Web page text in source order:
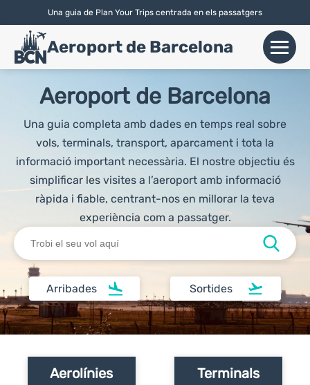
Una guia de Plan Your Trips centrada en els passatgers
English|Español|Català
Aeroport de Barcelona
Aerolínies
Terminals +
Parking
Lloguer de Cotxes
Transport +
Info Aerop. +
Reviews
Aeroport de Barcelona
Una guia completa amb dades en temps real sobre
vols, terminals, transport, aparcament i tota la
informació important necessària. El nostre objectiu és
simplificar les visites a l’aeroport amb informació
ràpida i fiable, centrant-nos en millorar la teva
experiència com a passatger.
Arribades Sortides
Aerolínies Terminals